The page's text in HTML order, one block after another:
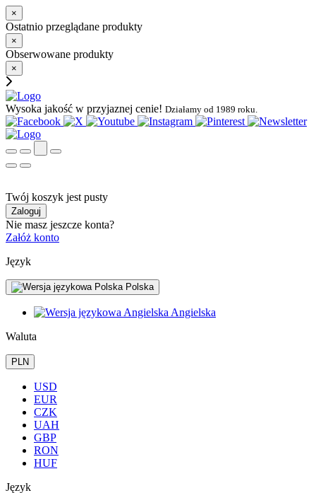
×
Ostatnio przeglądane produkty
×
Obserwowane produkty
×
Wysoka jakość w przyjaznej cenie! Działamy od 1989 roku.
Twój koszyk jest pusty
Zaloguj
Nie masz jeszcze konta?
Załóż konto
Język
Polska
Angielska
Waluta
PLN
USD
EUR
CZK
UAH
GBP
RON
HUF
Język